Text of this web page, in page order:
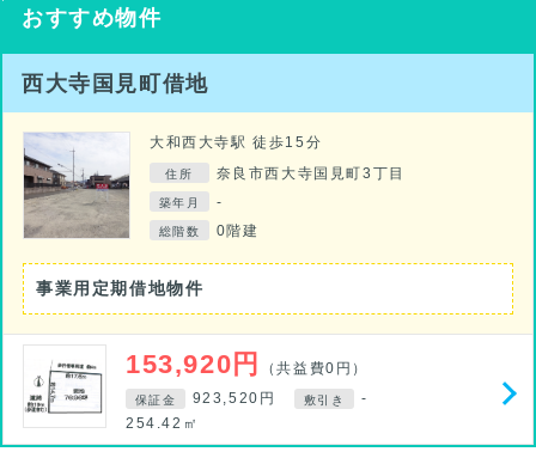
おすすめ物件
西大寺国見町借地
大和西大寺駅 徒歩15分
住所 奈良市西大寺国見町3丁目
築年月 -
総階数 0階建
事業用定期借地物件
153,920円 （共益費0円）
保証金 923,520円 敷引き
-
254.42㎡